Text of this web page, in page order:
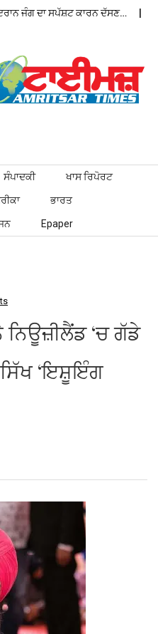
ਜੰਗ ਦਾ ਸਪੱਸ਼ਟ ਕਾਰਨ ਦੱਸਣ…
ਸੰਪਾਦਕੀ ਖਾਸ ਰਿਪੋਰਟ
ਭਾਰਤ
Epaper
‘ਚ ਗੱਡੇ
‘ਇਸ਼ੂਇੰਗ